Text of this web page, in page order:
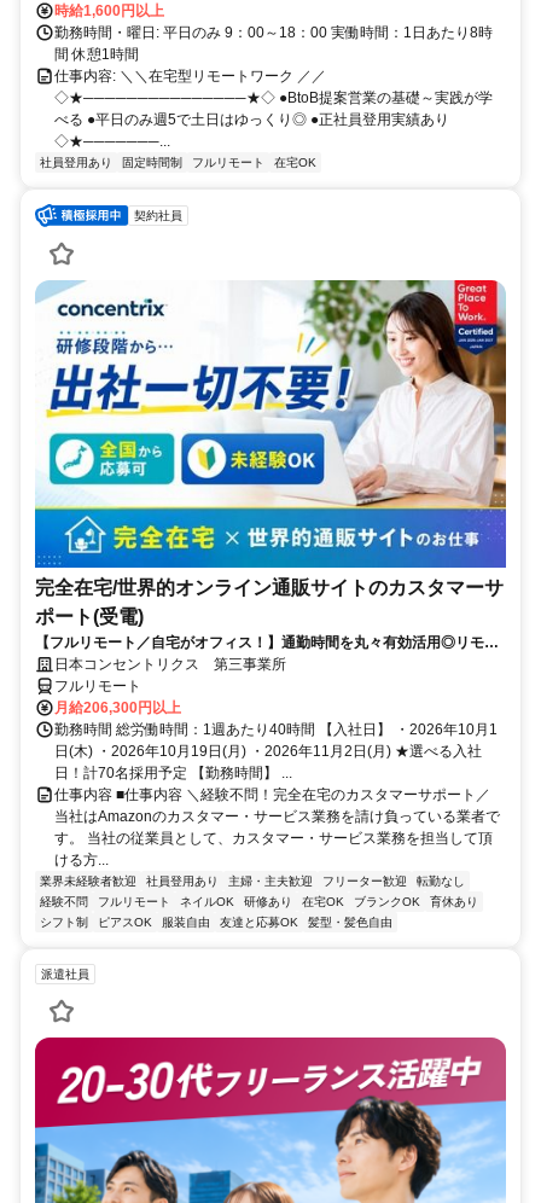
時給1,600円以上
勤務時間・曜日: 平日のみ 9：00～18：00 実働時間：1日あたり8時
間 休憩1時間
仕事内容: ＼＼在宅型リモートワーク ／／
◇★───────────────★◇ ●BtoB提案営業の基礎～実践が学
べる ●平日のみ週5で土日はゆっくり◎ ●正社員登用実績あり
◇★───────...
社員登用あり 固定時間制 フルリモート 在宅OK
契約社員
完全在宅/世界的オンライン通販サイトのカスタマーサ
ポート(受電)
【フルリモート／自宅がオフィス！】通勤時間を丸々有効活用◎リモー
ト研修・フォロー充実で在宅でも安心★セールス要素一切なし！
日本コンセントリクス 第三事業所
フルリモート
月給206,300円以上
勤務時間 総労働時間：1週あたり40時間 【入社日】 ・2026年10月1
日(木) ・2026年10月19日(月) ・2026年11月2日(月) ★選べる入社
日！計70名採用予定 【勤務時間】 ...
仕事内容 ■仕事内容 ＼経験不問！完全在宅のカスタマーサポート／
当社はAmazonのカスタマー・サービス業務を請け負っている業者で
す。 当社の従業員として、カスタマー・サービス業務を担当して頂
ける方...
業界未経験者歓迎 社員登用あり 主婦・主夫歓迎 フリーター歓迎
転勤なし
経験不問
フルリモート ネイルOK 研修あり 在宅OK ブランクOK
育休あり
シフト制
ピアスOK 服装自由 友達と応募OK 髪型・髪色自由
派遣社員